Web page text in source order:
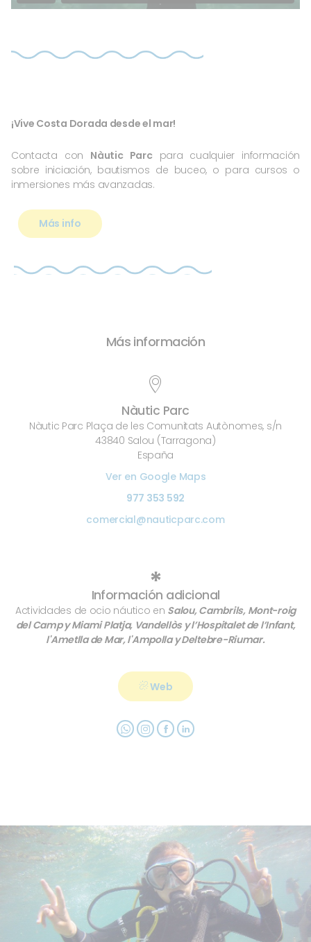
¡Vive Costa Dorada desde el mar!
Contacta con Nàutic Parcpara cualquier información
sobre iniciación, bautismos de buceo, o para cursos o
inmersiones más avanzadas.
Más info
Más información
Nàutic Parc
Nàutic Parc Plaça de les Comunitats Autònomes, s/n
43840 Salou (Tarragona)
España
Ver en Google Maps
977 353 592
comercial@nauticparc.com
*
Información adicional
Actividades de ocio náutico en Salou, Cambrils, Mont-roig
del Camp y Miami Platja, Vandellòs y l’Hospitalet de l’Infant,
l'Ametlla de Mar, l'Ampolla y Deltebre-Riumar.
Web